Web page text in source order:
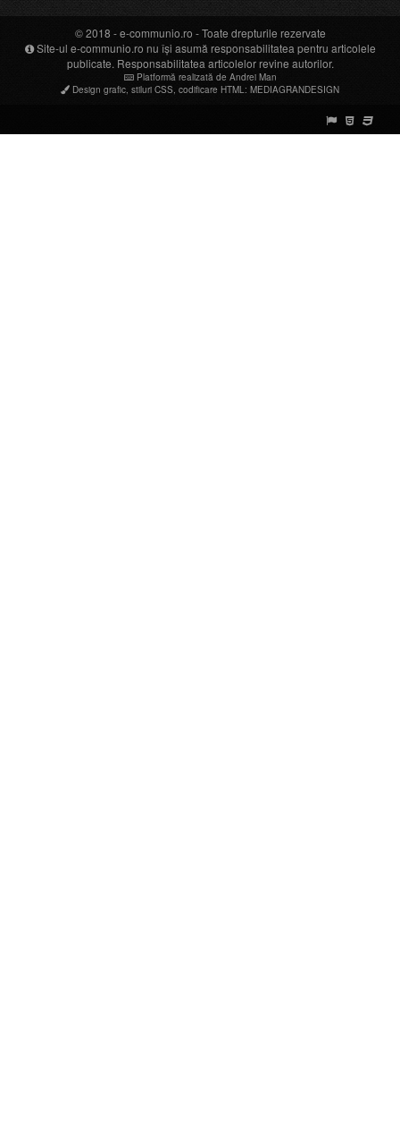
© 2018 -e-communio.ro - Toate drepturile rezervate
Site-ul e-communio.ro nu își asumă responsabilitatea pentru articolele
publicate. Responsabilitatea articolelor revine autorilor.
Platformă realizată de Andrei Man
Design grafic stiluri CSS codificare HTML : MEDIAGRANDESIGN